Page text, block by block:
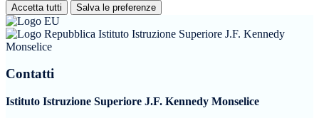
Accetta tutti Salva le preferenze
Istituto Istruzione Superiore J.F. Kennedy
Monselice
Contatti
Istituto Istruzione Superiore J.F. Kennedy Monselice